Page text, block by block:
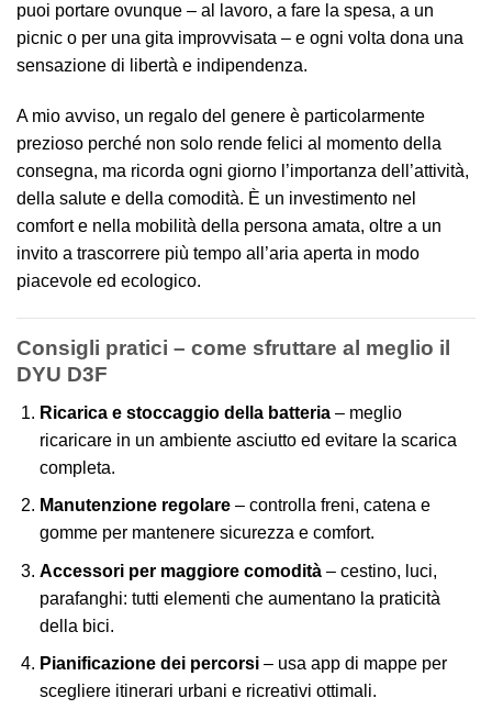
puoi portare ovunque – al lavoro, a fare la spesa, a un
picnic o per una gita improvvisata – e ogni volta dona una
sensazione di libertà e indipendenza.
A mio avviso, un regalo del genere è particolarmente
prezioso perché non solo rende felici al momento della
consegna, ma ricorda ogni giorno l’importanza dell’attività,
della salute e della comodità. È un investimento nel
comfort e nella mobilità della persona amata, oltre a un
invito a trascorrere più tempo all’aria aperta in modo
piacevole ed ecologico.
Consigli pratici – come sfruttare al meglio il
DYU D3F
Ricarica e stoccaggio della batteria– meglio
ricaricare in un ambiente asciutto ed evitare la scarica
completa.
Manutenzione regolare– controlla freni, catena e
gomme per mantenere sicurezza e comfort.
Accessori per maggiore comodità– cestino, luci,
parafanghi: tutti elementi che aumentano la praticità
della bici.
Pianificazione dei percorsi– usa app di mappe per
scegliere itinerari urbani e ricreativi ottimali.